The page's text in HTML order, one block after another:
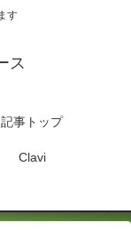
す
ス
記事トップ
Clavi